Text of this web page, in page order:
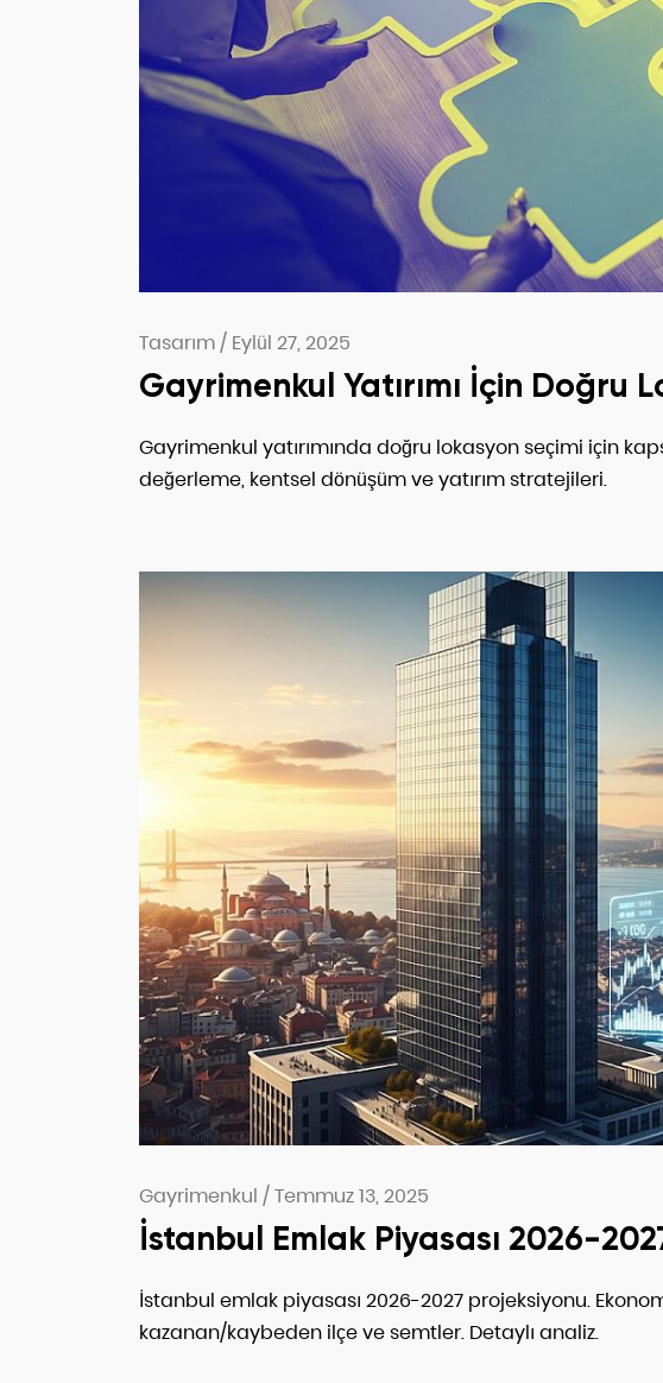
Tasarım/ Eylül 27, 2025
Gayrimenkul Yatırımı İçin Doğru
Gayrimenkul yatırımında doğru lokasyon seçimi için
değerleme, kentsel dönüşüm ve yatırım stratejileri.
Gayrimenkul /Temmuz 13, 2025
İstanbul Emlak Piyasası 2026-
İstanbul emlak piyasası 2026-2027 projeksiyonu.
kazanan/kaybeden ilçe ve semtler. Detaylı analiz.